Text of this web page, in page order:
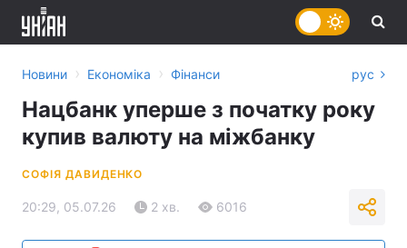
Новини › Економіка › Фінанси рус
Нацбанк уперше з початку року
купив валюту на міжбанку
СОФІЯ ДАВИДЕНКО
20:29, 05.07.26 2 хв. 6016